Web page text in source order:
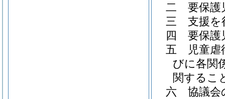
二
要保護
三
支援を
四
要保護
五
児童
びに各関
関するこ
六
協議会